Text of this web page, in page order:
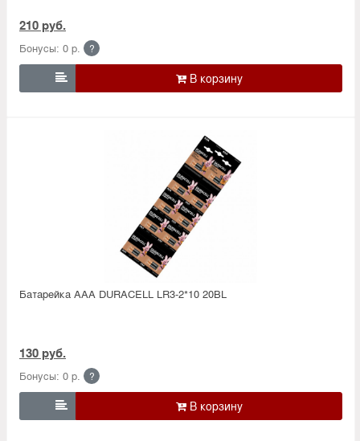
210 руб.
Бонусы: 0 р. ?

Батарейка ААА DURACELL LR3-2*10 20BL
130 руб.
Бонусы: 0 р. ?
